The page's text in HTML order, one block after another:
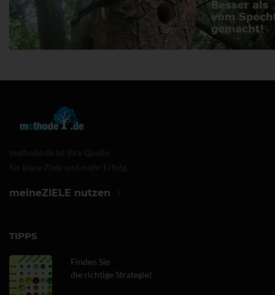
methode.de ist Ihre Quelle
für klare Ziele und mehr Erfolg.
meineZIELE nutzen
TIPPS
Finden Sie
die richtige Strategie!